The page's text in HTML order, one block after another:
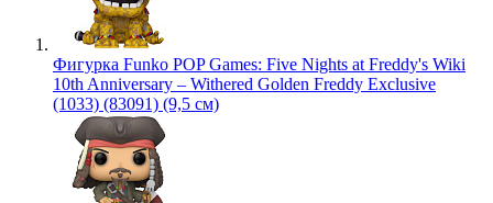
Фигурка Funko POP Games: Five Nights at Freddy's Wiki
10th Anniversary – Withered Golden Freddy Exclusive
(1033) (83091) (9,5 см)